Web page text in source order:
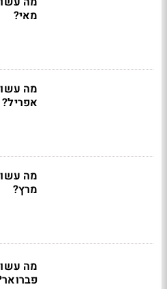
מאי?
מה עשו
אפריל?
מה עשו
מרץ?
מה עשו